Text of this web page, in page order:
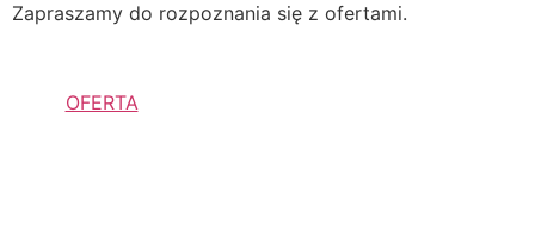
Zapraszamy do rozpoznania się z ofertami.
OFERTA